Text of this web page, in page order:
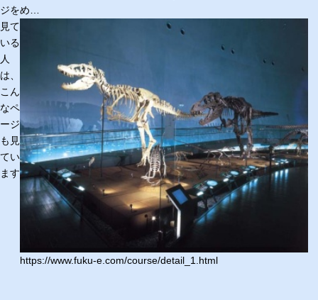
ジを
見て
いる
人
は、
こん
なペ
ージ
も見
てい
ます
め…
https://www.fuku-e.com/course/detail_1.html